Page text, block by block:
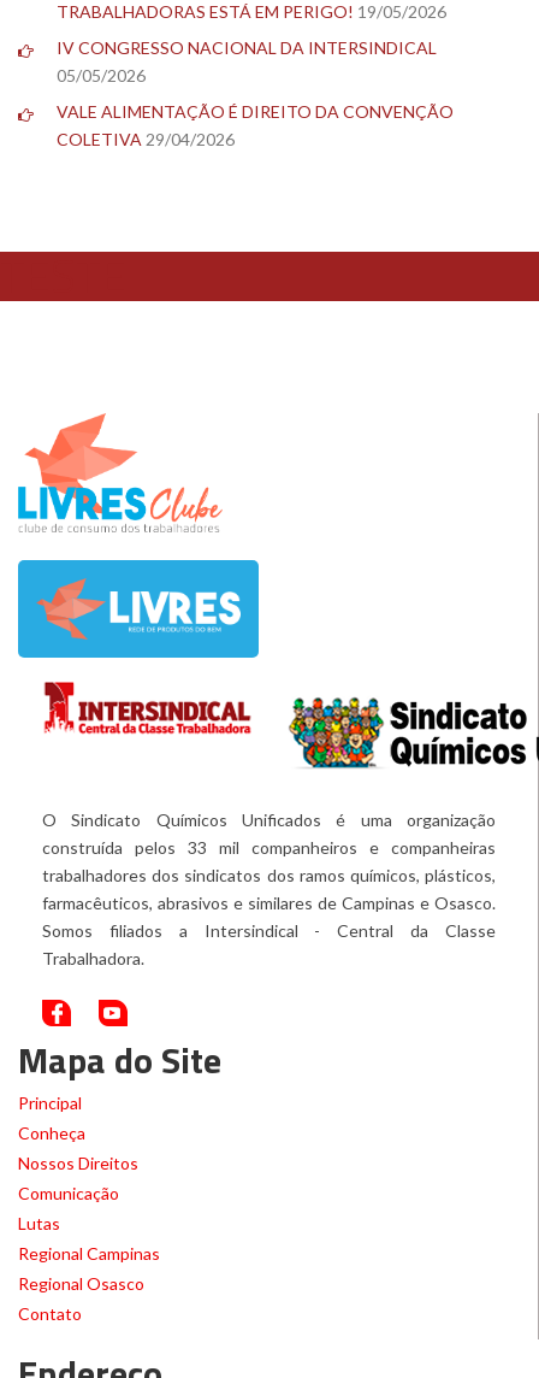
TRABALHADORAS ESTÁ EM PERIGO! 19/05/2026
IV CONGRESSO NACIONAL DA INTERSINDICAL
05/05/2026
VALE ALIMENTAÇÃO É DIREITO DA CONVENÇÃO
COLETIVA 29/04/2026
O Sindicato Químicos Unificados é uma organização
construída pelos 33 mil companheiros e companheiras
trabalhadores dos sindicatos dos ramos químicos, plásticos,
farmacêuticos, abrasivos e similares de Campinas e Osasco.
Somos filiados a Intersindical - Central da Classe
Trabalhadora.
Mapa do Site
Principal
Conheça
Nossos Direitos
Comunicação
Lutas
Regional Campinas
Regional Osasco
Contato